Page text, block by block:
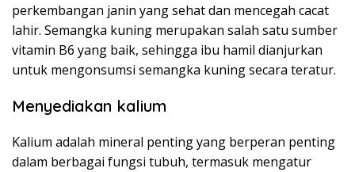
perkembangan janin yang sehat dan mencegah cacat
lahir. Semangka kuning merupakan salah satu sumber
vitamin B6 yang baik, sehingga ibu hamil dianjurkan
untuk mengonsumsi semangka kuning secara teratur.
Menyediakan kalium
Kalium adalah mineral penting yang berperan penting
dalam berbagai fungsi tubuh, termasuk mengatur